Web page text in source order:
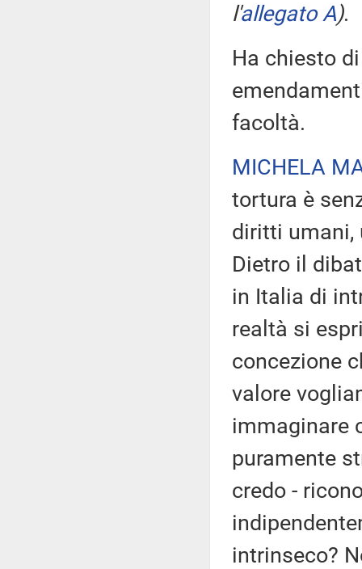
l'allegato A).
Ha chiesto
facoltà.
MICHELA
tortura è
diritti umani,
Dietro il
in Italia di
realtà si
concezione
valore
immaginare
puramente
credo -
intrinseco?